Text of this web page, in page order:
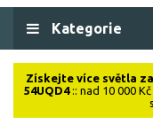
Kategorie
Získejte více světla
54UQD4:: nad 10 000 Kč